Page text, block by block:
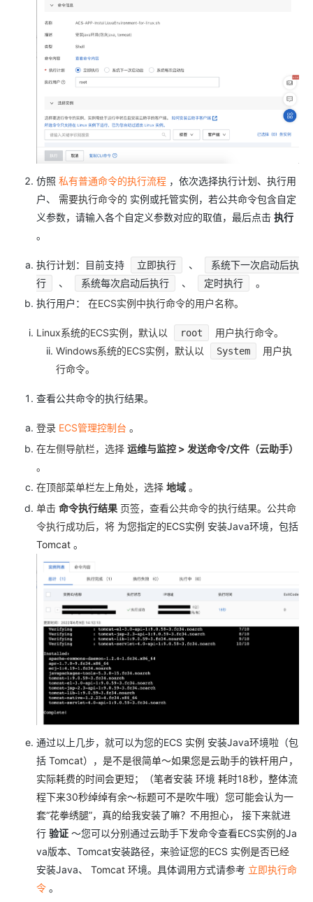
仿照 私有普通命令的执行流程 ，依次选择执行计划、执行用
户、
需要执行命令的 实例或托管实例，若公共命令包含自定
义参数，请输入各个自定义参数对应的取值，最后点击 执行
。
执行计划：目前支持 立即执行 、
系统下一次启动后执
行
、 系统每次启动后执行 、 定时执行
。
执行用户：
在ECS实例中执行命令的用户名称。
Linux系统的ECS实例，默认以 root
用户执行命令。
Windows系统的ECS实例，默认以
System
用户执
行命令。
查看公共命令的执行结果。
登录 ECS管理控制台 。
在左侧导航栏，选择 运维与监控 > 发送命令/文件（云助手）
。
在顶部菜单栏左上角处，选择 地域 。
单击 命令执行结果 页签，查看公共命令的执行结果。公共命
令执行成功后，将 为您指定的ECS实例 安装Java环境，包括
Tomcat 。
通过以上几步，就可以为您的ECS 实例 安装Java环境啦（包
括 Tomcat），是不是很简单～如果您是云助手的铁杆用户，
实际耗费的时间会更短；（笔者安装 环境 耗时18秒，整体流
程下来30秒绰绰有余～标题可不是吹牛哦）您可能会认为一
套“花拳绣腿”，真的给我安装了嘛？不用担心，
接下来就进
行 验证 ～您可以分别通过云助手下发命令查看ECS实例的Ja
va版本、Tomcat安装路径，来验证您的ECS 实例是否已经
安装Java、
Tomcat 环境。具体调用方式请参考 立即执行命
令 。